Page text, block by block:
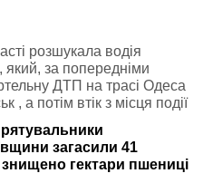
розшукала водія
за попередніми
ДТП на трасі Одеса
, а потім втік з місця події
загасили 41
гектари пшениці